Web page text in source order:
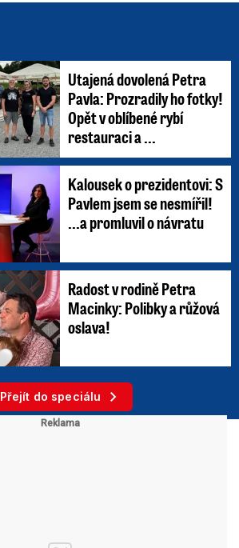
Utajená dovolená Petra
Pavla: Prozradily ho fotky!
Opět v oblíbené rybí
restauraci a ...
Kalousek o prezidentovi: S
Pavlem jsem se nesmířil!
...a promluvil o návratu
Radost v rodině Petra
Macinky: Polibky a růžová
oslava!
Přejít do speciálu